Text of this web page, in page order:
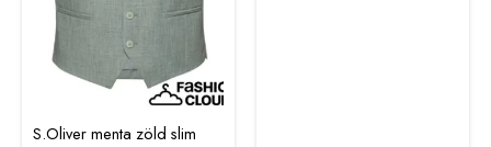
S.Oliver menta zöld slim